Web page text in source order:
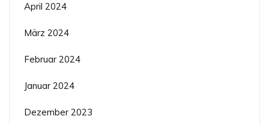
April 2024
März 2024
Februar 2024
Januar 2024
Dezember 2023